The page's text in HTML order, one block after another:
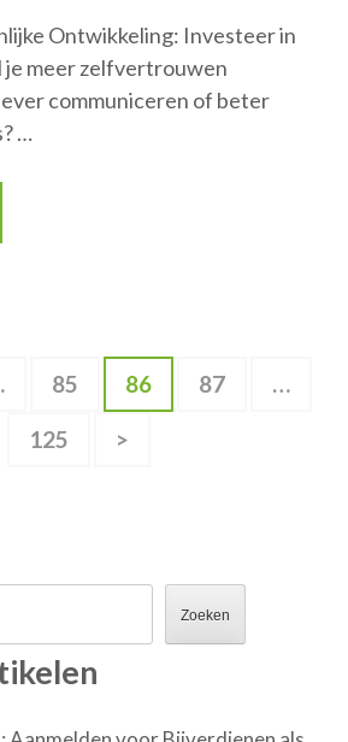
Ontwikkeling: Investeer in
je meer zelfvertrouwen
communiceren of beter
…
Pagina
85 Pagina
86 Pagina
87
…
Pagina
125 >
Zoeken